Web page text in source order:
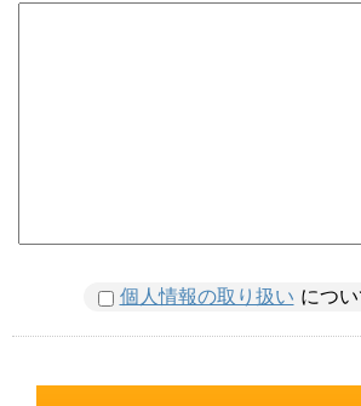
個人情報の取り扱い につ